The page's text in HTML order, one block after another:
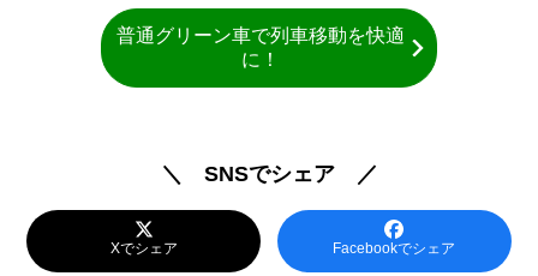
普通グリーン車で列車移動を快適
に！
＼ SNSでシェア ／
Xでシェア Facebookでシェア